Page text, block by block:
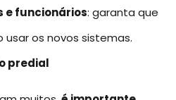
e funcionários: garanta que
os novos sistemas.
predial